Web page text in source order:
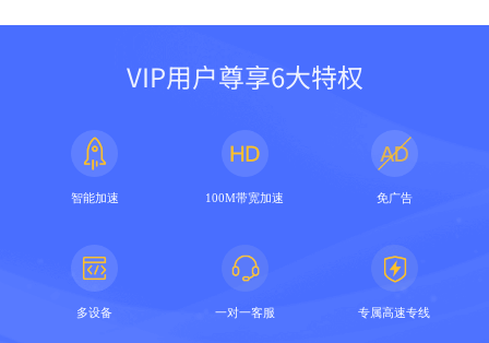
VIP用户尊享6大特权
智能加速 100M带宽加速 免广告
多设备 一对一客服 专属高速专线